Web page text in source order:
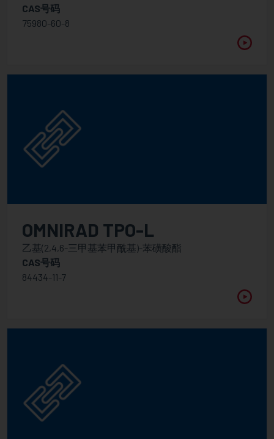
CAS号码
75980-60-8
OMNIRAD TPO-L
乙基(2,4,6-三甲基苯甲酰基)-苯磺酸酯
CAS号码
84434-11-7